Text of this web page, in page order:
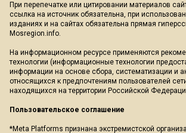
При перепечатке или цитировании материалов
ссылка на источник обязательна, при
изданиях и на сайтах обязательна прямая
Mosregion.info.
На информационном ресурсе применяются
технологии (информационные технологии
информации на основе сбора, систематизации и
относящихся к предпочтениям пользователей
находящихся на территории Российской
Пользовательское соглашение
*Meta Platforms признана экстремистской